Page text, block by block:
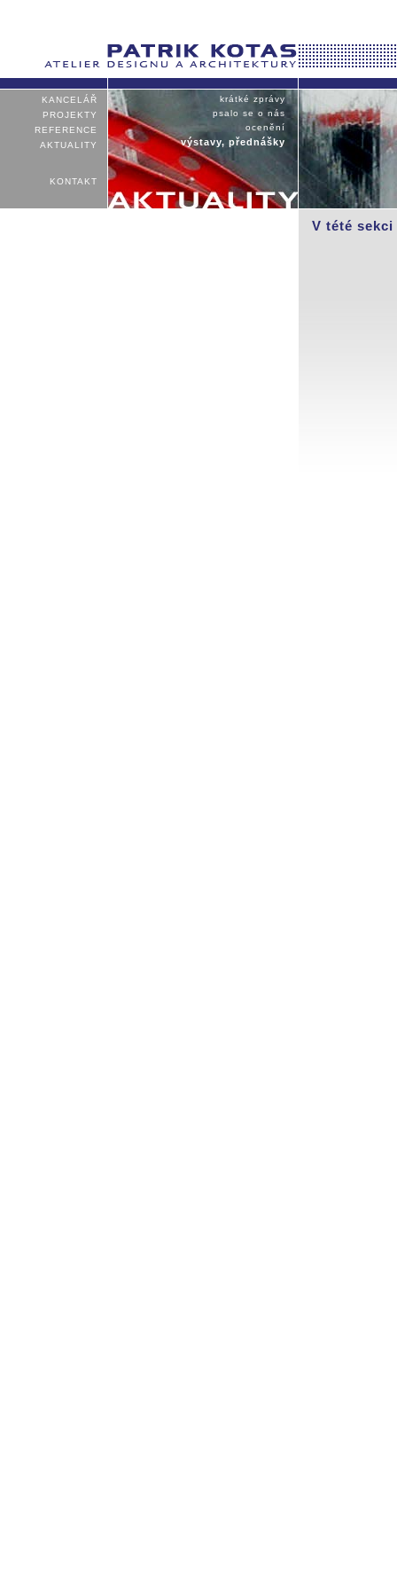
KANCELÁŘ
PROJEKTY
REFERENCE
AKTUALITY
KONTAKT
krátké zprávy
psalo se o nás
ocenění
výstavy, přednášky
V tété